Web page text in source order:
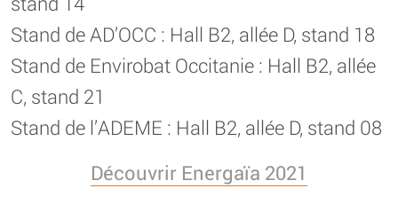
Stand de AD’OCC : Hall B2, allée D, stand 18
Stand de Envirobat Occitanie : Hall B2, allée
C, stand 21
Stand de l’ADEME : Hall B2, allée D, stand 08
Découvrir Energaïa 2021